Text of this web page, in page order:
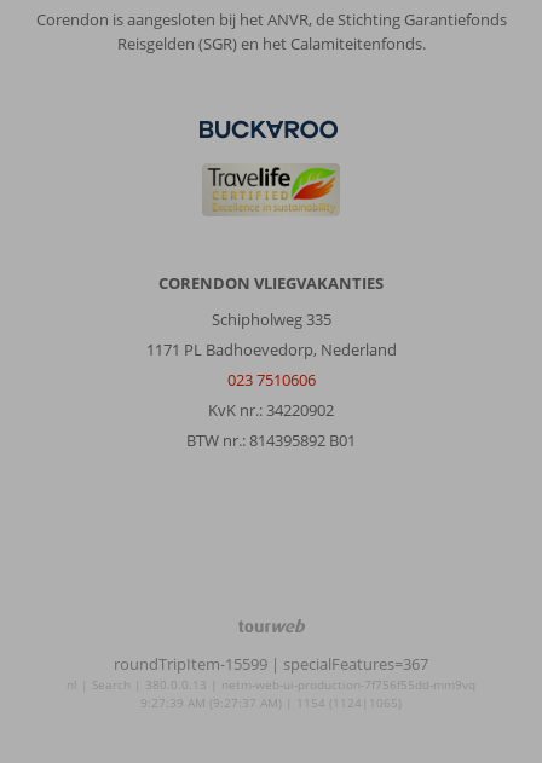
Corendon is aangesloten bij het ANVR, de Stichting Garantiefonds
Reisgelden (SGR) en het Calamiteitenfonds.
CORENDON VLIEGVAKANTIES
Schipholweg 335
1171 PL Badhoevedorp, Nederland
023 7510606
KvK nr.: 34220902
BTW nr.: 814395892 B01
TourWeb
©
NetMatch
roundTripItem-15599 | specialFeatures=367
nl | Search | 380.0.0.13 | netm-web-ui-production-7f756f55dd-mm9vq
9:27:39 AM (9:27:37 AM) | 1154 (1124|1065)